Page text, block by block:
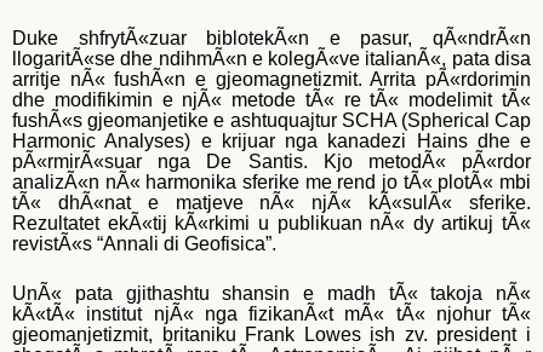
Duke shfrytÃ«zuar biblotekÃ«n e pasur, qÃ«ndrÃ«n
llogaritÃ«se dhe ndihmÃ«n e kolegÃ«ve italianÃ«, pata disa
arritje nÃ« fushÃ«n e gjeomagnetizmit. Arrita pÃ«rdorimin
dhe modifikimin e njÃ« metode tÃ« re tÃ« modelimit tÃ«
fushÃ«s gjeomanjetike e ashtuquajtur SCHA (Spherical Cap
Harmonic Analyses) e krijuar nga kanadezi Hains dhe e
pÃ«rmirÃ«suar nga De Santis. Kjo metodÃ« pÃ«rdor
analizÃ«n nÃ« harmonika sferike me rend jo tÃ« plotÃ« mbi
tÃ« dhÃ«nat e matjeve nÃ« njÃ« kÃ«sulÃ« sferike.
Rezultatet ekÃ«tij kÃ«rkimi u publikuan nÃ« dy artikuj tÃ«
revistÃ«s “Annali di Geofisica”.
UnÃ« pata gjithashtu shansin e madh tÃ« takoja nÃ«
kÃ«tÃ« institut njÃ« nga fizikanÃ«t mÃ« tÃ« njohur tÃ«
gjeomanjetizmit, britaniku Frank Lowes ish zv. president i